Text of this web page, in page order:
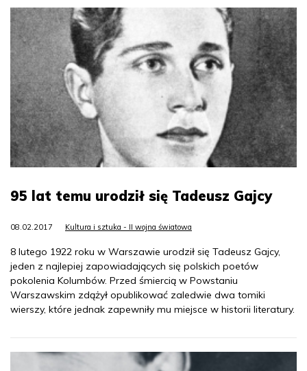
95 lat temu urodził się Tadeusz Gajcy
08.02.2017 Kultura i sztuka - II wojna światowa
8 lutego 1922 roku w Warszawie urodził się Tadeusz Gajcy,
jeden z najlepiej zapowiadających się polskich poetów
pokolenia Kolumbów. Przed śmiercią w Powstaniu
Warszawskim zdążył opublikować zaledwie dwa tomiki
wierszy, które jednak zapewniły mu miejsce w historii literatury.